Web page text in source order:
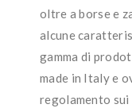
oltre a borse e
alcune
gamma di
made in Italy e
regolamento